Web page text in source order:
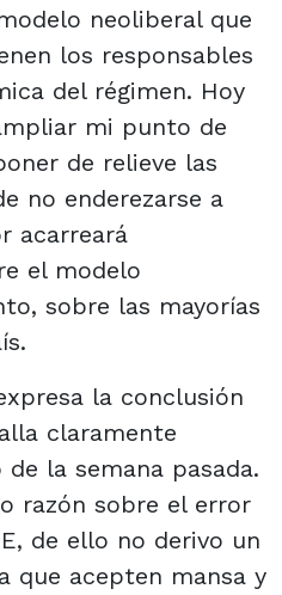
neoliberal que
los responsables
del régimen. Hoy
mi punto de
de relieve las
no enderezarse a
acarreará
el modelo
sobre las mayorías
la conclusión
claramente
la semana pasada.
razón sobre el error
de ello no derivo un
que acepten mansa y